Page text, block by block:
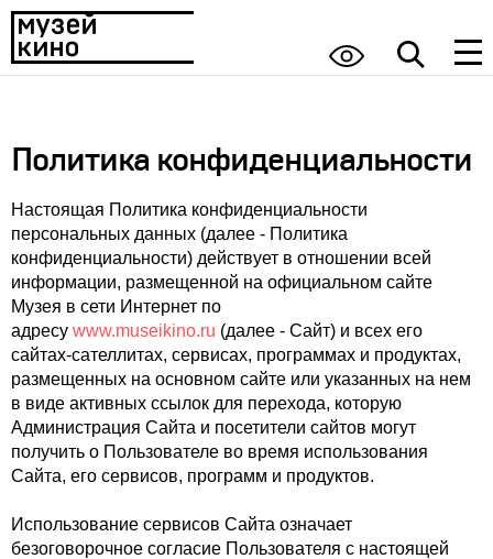
Политика конфиденциальности
Настоящая Политика конфиденциальности
персональных данных (далее - Политика
конфиденциальности) действует в отношении всей
информации, размещенной на официальном сайте
Музея в сети Интернет по
адресу www.museikino.ru (далее - Сайт) и всех его
сайтах-сателлитах, сервисах, программах и продуктах,
размещенных на основном сайте или указанных на нем
в виде активных ссылок для перехода, которую
Администрация Сайта и посетители сайтов могут
получить о Пользователе во время использования
Сайта, его сервисов, программ и продуктов.
Использование сервисов Сайта означает
безоговорочное согласие Пользователя с настоящей